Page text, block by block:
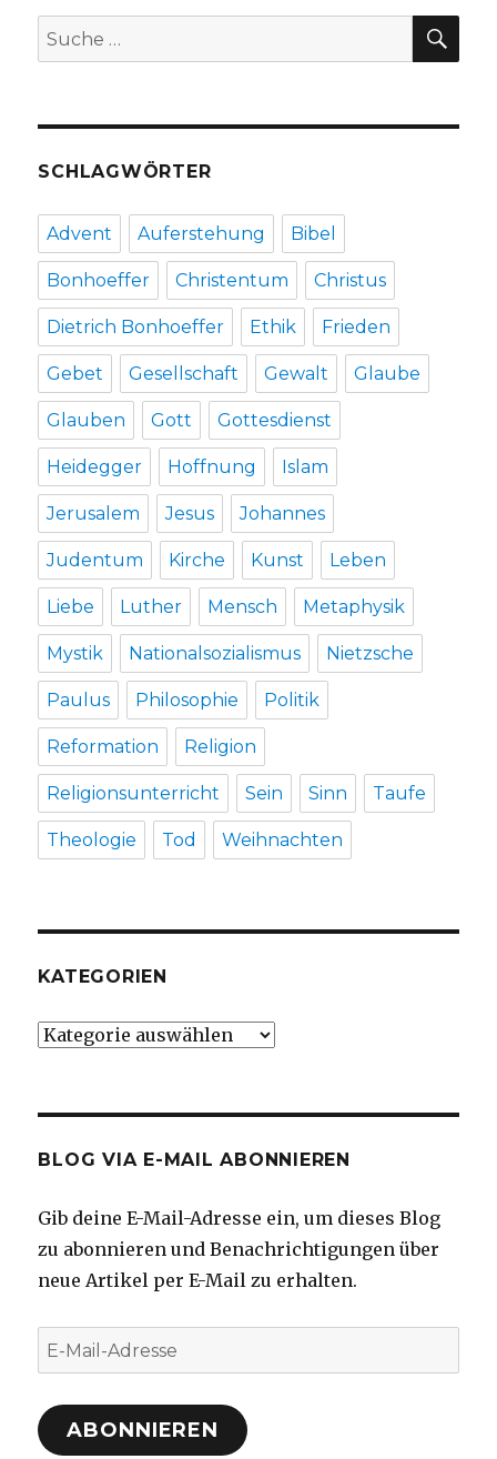
Welver
Suche
nach:
SCHLAGWÖRTER
Advent Auferstehung Bibel
Bonhoeffer Christentum Christus
Dietrich Bonhoeffer Ethik Frieden
Gebet Gesellschaft Gewalt Glaube
Glauben Gott Gottesdienst
Heidegger Hoffnung Islam
Jerusalem Jesus Johannes
Judentum Kirche Kunst Leben
Liebe Luther Mensch Metaphysik
Mystik Nationalsozialismus Nietzsche
Paulus Philosophie Politik
Reformation Religion
Religionsunterricht Sein Sinn Taufe
Theologie Tod Weihnachten
KATEGORIEN
Kategorien
BLOG VIA E-MAIL ABONNIEREN
Gib deine E-Mail-Adresse ein, um dieses Blog
zu abonnieren und Benachrichtigungen über
neue Artikel per E-Mail zu erhalten.
E-
Mail-
Adresse
ABONNIEREN